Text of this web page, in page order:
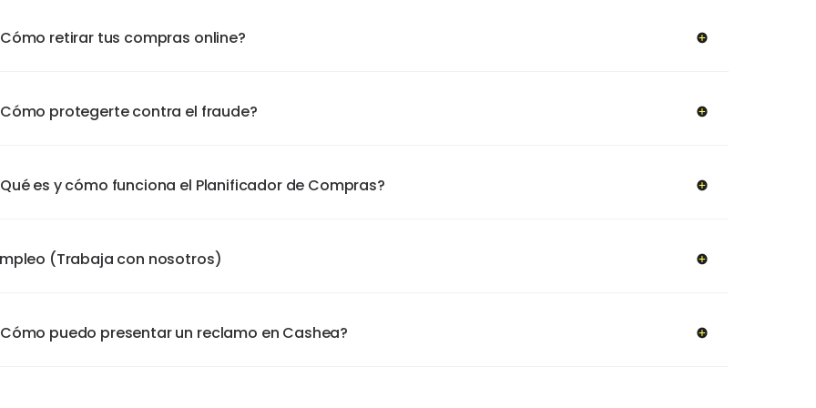
retirar tus compras online?
protegerte contra el fraude?
es y cómo funciona el Planificador de Compras?
(Trabaja con nosotros)
puedo presentar un reclamo en Cashea?